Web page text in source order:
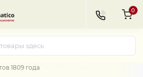
0
1809 года